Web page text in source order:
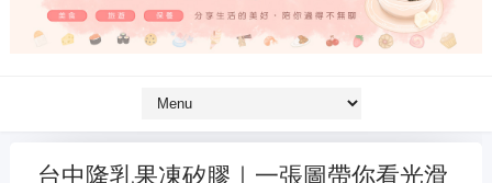
台中隆乳果凍矽膠｜一張圖帶你看光滑